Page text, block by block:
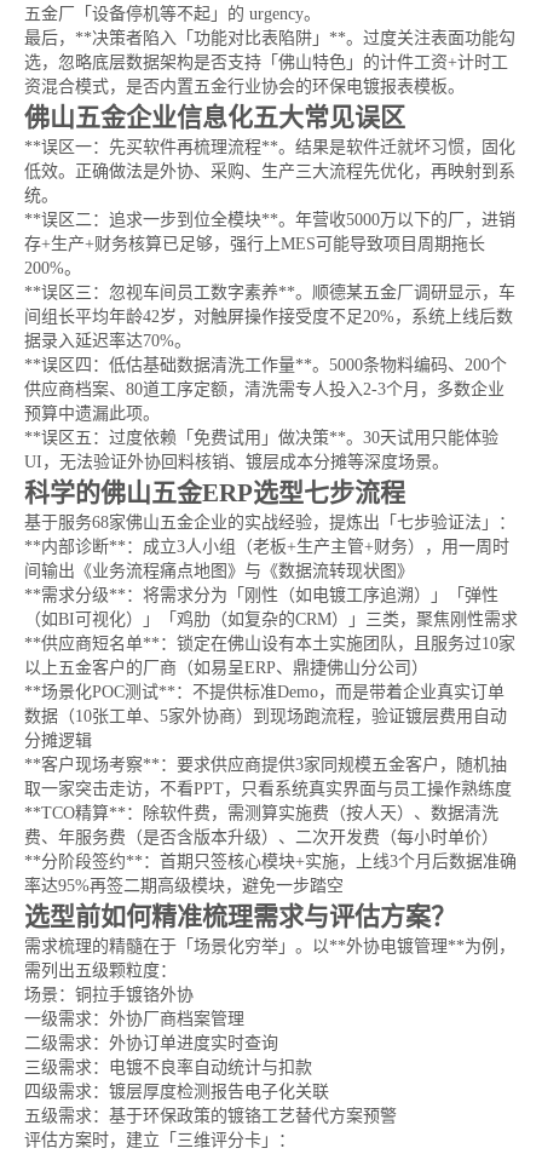
五金厂「设备停机等不起」的 urgency。
最后，**决策者陷入「功能对比表陷阱」**。过度关注表面功能勾
选，忽略底层数据架构是否支持「佛山特色」的计件工资+计时工
资混合模式，是否内置五金行业协会的环保电镀报表模板。
佛山五金企业信息化五大常见误区
**误区一：先买软件再梳理流程**。结果是软件迁就坏习惯，固化
低效。正确做法是外协、采购、生产三大流程先优化，再映射到系
统。
**误区二：追求一步到位全模块**。年营收5000万以下的厂，进销
存+生产+财务核算已足够，强行上MES可能导致项目周期拖长
200%。
**误区三：忽视车间员工数字素养**。顺德某五金厂调研显示，车
间组长平均年龄42岁，对触屏操作接受度不足20%，系统上线后数
据录入延迟率达70%。
**误区四：低估基础数据清洗工作量**。5000条物料编码、200个
供应商档案、80道工序定额，清洗需专人投入2-3个月，多数企业
预算中遗漏此项。
**误区五：过度依赖「免费试用」做决策**。30天试用只能体验
UI，无法验证外协回料核销、镀层成本分摊等深度场景。
科学的佛山五金ERP选型七步流程
基于服务68家佛山五金企业的实战经验，提炼出「七步验证法」：
**内部诊断**：成立3人小组（老板+生产主管+财务），用一周时
间输出《业务流程痛点地图》与《数据流转现状图》
**需求分级**：将需求分为「刚性（如电镀工序追溯）」「弹性
（如BI可视化）」「鸡肋（如复杂的CRM）」三类，聚焦刚性需求
**供应商短名单**：锁定在佛山设有本土实施团队，且服务过10家
以上五金客户的厂商（如易呈ERP、鼎捷佛山分公司）
**场景化POC测试**：不提供标准Demo，而是带着企业真实订单
数据（10张工单、5家外协商）到现场跑流程，验证镀层费用自动
分摊逻辑
**客户现场考察**：要求供应商提供3家同规模五金客户，随机抽
取一家突击走访，不看PPT，只看系统真实界面与员工操作熟练度
**TCO精算**：除软件费，需测算实施费（按人天）、数据清洗
费、年服务费（是否含版本升级）、二次开发费（每小时单价）
**分阶段签约**：首期只签核心模块+实施，上线3个月后数据准确
率达95%再签二期高级模块，避免一步踏空
选型前如何精准梳理需求与评估方案？
需求梳理的精髓在于「场景化穷举」。以**外协电镀管理**为例，
需列出五级颗粒度：
场景：铜拉手镀铬外协
一级需求：外协厂商档案管理
二级需求：外协订单进度实时查询
三级需求：电镀不良率自动统计与扣款
四级需求：镀层厚度检测报告电子化关联
五级需求：基于环保政策的镀铬工艺替代方案预警
评估方案时，建立「三维评分卡」：